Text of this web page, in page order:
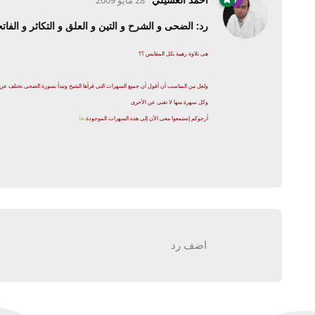
رد: الضحى و الشرح و التين و العلق و التكاثر و
هى تلاوة رهيبة بكل المقايس ؟؟
ولعل من المناسب أن أقول أن جميع السهرات التى قرأها الشيخ وتبدأ بسورة الضحى تختلف
وكل سهرة منها لا تغنى عن الأخرى
أرجوكم إستمعوا معى الآن إلى هذه السهرات الموجودةهنا
اضف رد